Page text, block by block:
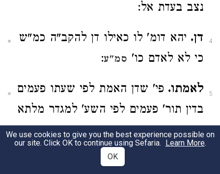
נצב בעדת אל:
4 דן. יהא דומ' לו כאילו דן להקב"ה כמ"ש
כי לא לאדם כו' סמ"ע:
5 לאמתו. פי' שדן האמת לפי שעתו פעמים
בדין תור' פעמים לפי השע' למגדר מלתא
כ"כ הסמ"ע וע' בב"ח ובדריש' עוד
פירושים אחרים בזה:
We use cookies to give you the best experience possible on
our site. Click OK to continue using Sefaria. Learn More.
OK